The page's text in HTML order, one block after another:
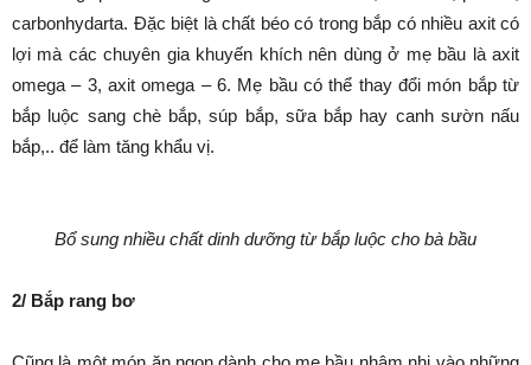
carbonhydarta. Đặc biệt là chất béo có trong bắp có nhiều axit có
lợi mà các chuyên gia khuyến khích nên dùng ở mẹ bầu là axit
omega – 3, axit omega – 6. Mẹ bầu có thể thay đổi món bắp từ
bắp luộc sang chè bắp, súp bắp, sữa bắp hay canh sườn nấu
bắp,.. để làm tăng khẩu vị.
Bổ sung nhiều chất dinh dưỡng từ bắp luộc cho bà bầu
2/ Bắp rang bơ